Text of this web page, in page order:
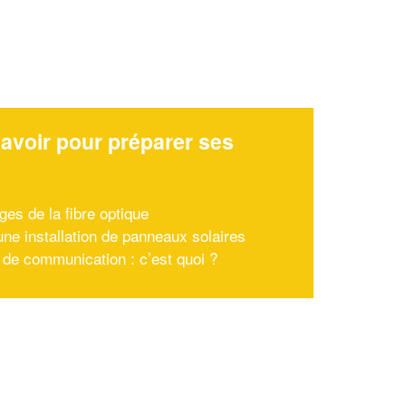
pour préparer ses
de la fibre optique
installation de panneaux solaires
communication : c’est quoi ?